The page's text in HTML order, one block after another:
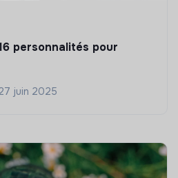
personnalités pour
juin 2025